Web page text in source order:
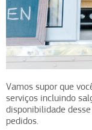
Vamos supor que
serviços incluindo
disponibilidade
pedidos.